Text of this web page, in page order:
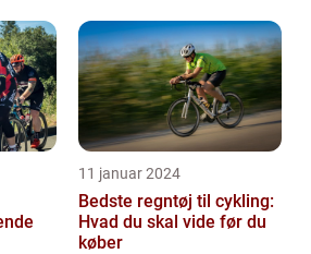
11 januar 2024
Bedste regntøj til cykling:
Hvad du skal vide før du
køber